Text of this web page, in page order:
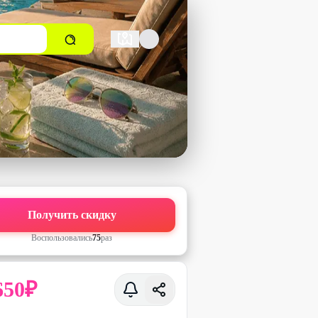
Получить скидку
Воспользовались75раз
₽